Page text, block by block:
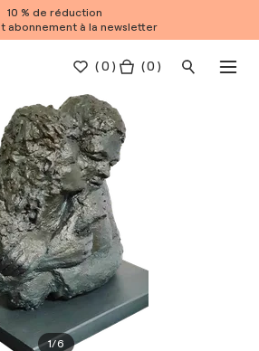
10 % de réduction
abonnement à la newsletter
(0 ) ( 0 )
1/6